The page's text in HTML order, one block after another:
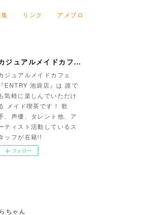
リンク アメブロ
カジュアルメイドカフェ『ENTRY 池袋店』
ジュアルメイドカフェ
『ENTRY 池袋店』は 誰で
気軽に楽しんでいただけ
メイド喫茶です！ 歌
、声優、タレント他、ア
ティスト活動しているス
ッフが在籍!!
フォロー
ちゃん